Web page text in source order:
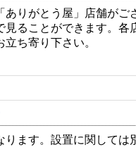
ありがとう屋」店舗が
見ることができます。
ち寄り下さい。
ります。設置に関して